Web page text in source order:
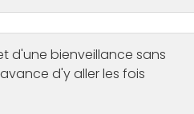
d'une bienveillance sans
d'y aller les fois